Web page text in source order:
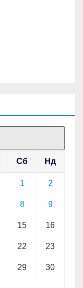
Сб Нд
1 2
8 9
15 16
22 23
29 30